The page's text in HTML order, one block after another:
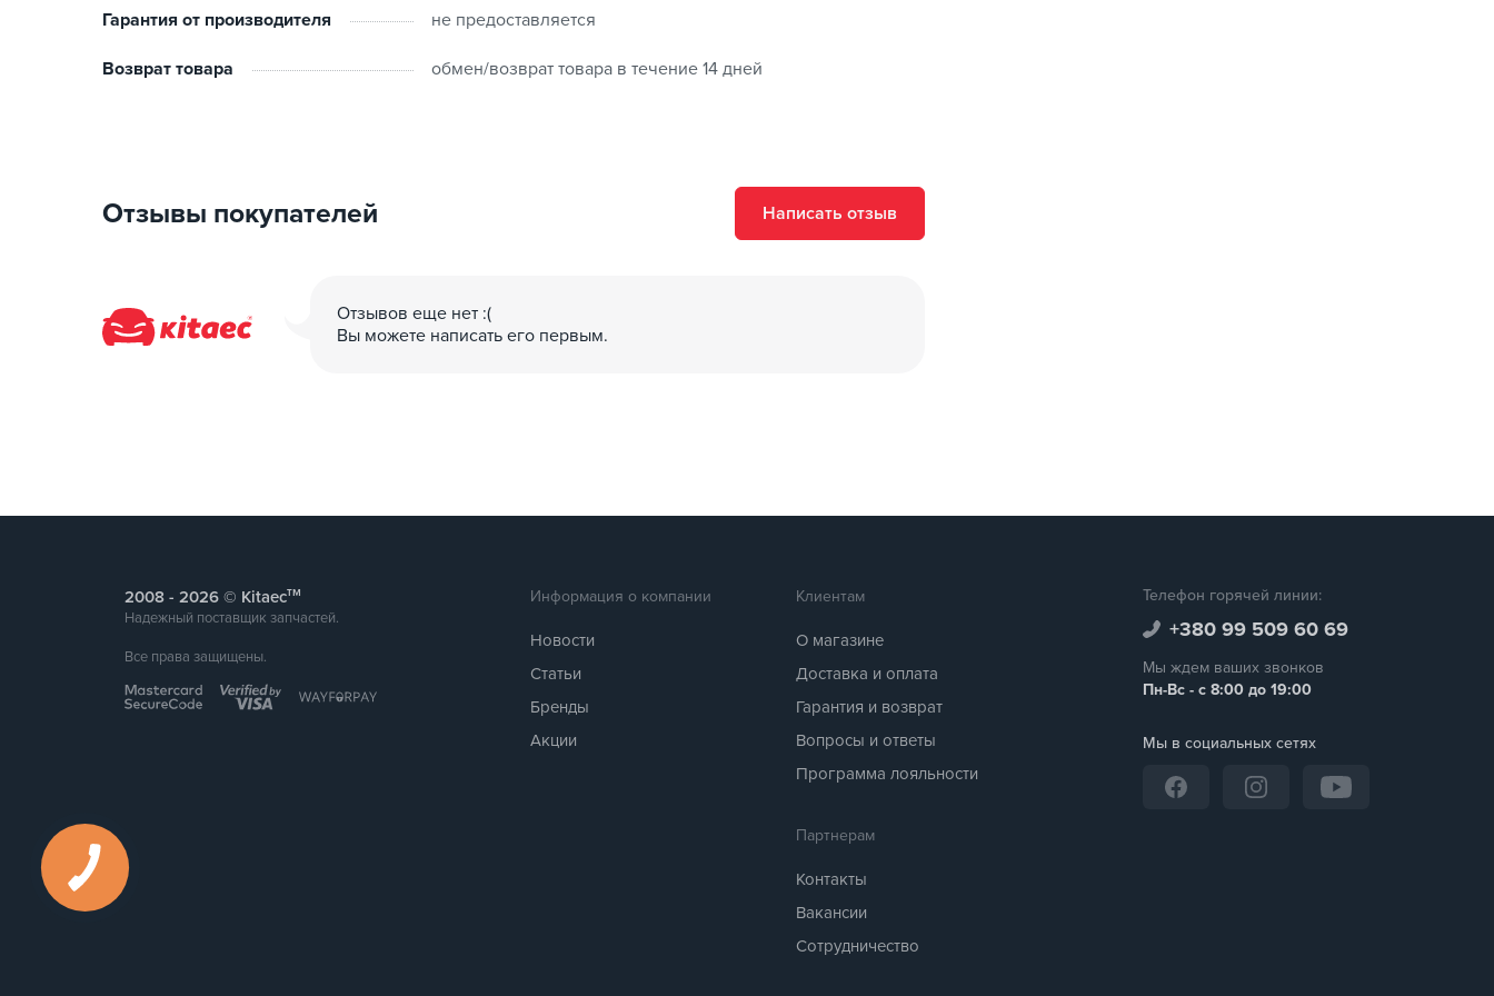
Гарантия от производителя не предоставляется
Возврат товара обмен/возврат товара в течение 14 дней
Отзывы покупателей Написать отзыв
Отзывов еще нет :(
Вы можете написать его первым.
Информация о компании
Новости
Статьи
Бренды
Акции
Клиентам
О магазине
Доставка и оплата
Гарантия и возврат
Вопросы и ответы
Программа лояльности
Партнерам
Контакты
Вакансии
Сотрудничество
Телефон горячей линии:
+380 99 509 60 69
Мы ждем ваших звонков
Пн-Вс - с 8:00 до 19:00
Мы в социальных сетях
2008 - © Kitaecтм
Надежный поставщик запчастей.
Все права защищены.